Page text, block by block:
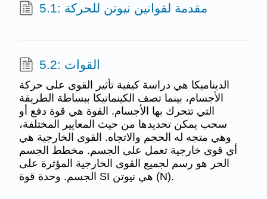
5.1: مقدمة لقوانين نيوتن للحركة
5.2: القوات
الديناميكا هي دراسة كيفية تأثير القوى على حركة
الأجسام، بينما تصف الكينماتيكا ببساطة الطريقة
التي تتحرك بها الأجسام. القوة هي قوة دفع أو
سحب يمكن تحديدها من حيث المعايير المختلفة،
وهي متجه له الحجم والاتجاه. القوى الخارجية هي
أي قوى خارجية تعمل على الجسم. مخطط الجسم
الحر هو رسم لجميع القوى الخارجية المؤثرة على
الجسم. وحدة قوة SI هي نيوتن (N).